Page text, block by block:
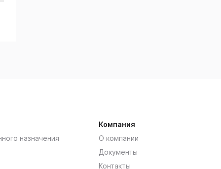
назначения
Компания
О компании
Документы
Контакты